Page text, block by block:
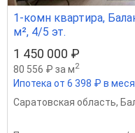
1-комн квартира,
м², 4/5 эт.
1 450 000 ₽
80 556 ₽ за м2
Ипотека от 6 398 ₽ в
Саратовская область,